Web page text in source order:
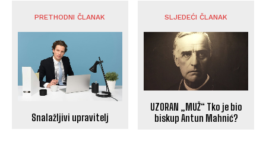
PRETHODNI ČLANAK
Snalažljivi upravitelj
SLJEDEĆI ČLANAK
UZORAN „MUŽ“ Tko je bio
biskup Antun Mahnić?